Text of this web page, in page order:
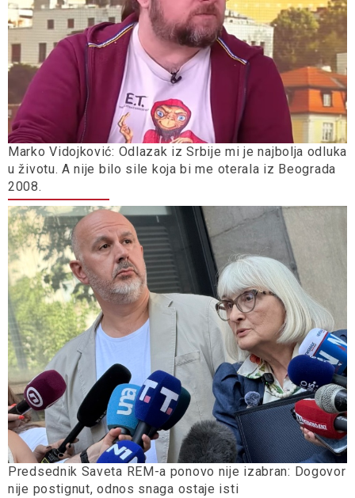
Marko Vidojković: Odlazak iz Srbije mi je najbolja odluka
u životu. A nije bilo sile koja bi me oterala iz Beograda
2008.
Predsednik Saveta REM-a ponovo nije izabran: Dogovor
nije postignut, odnos snaga ostaje isti